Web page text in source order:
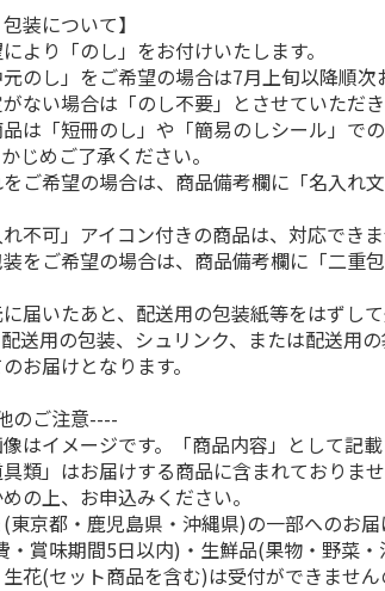
包装について】
より「のし」をお付けいたします。
のし」をご希望の場合は7月上旬以降順次
ない場合は「のし不要」とさせていただき
は「短冊のし」や「簡易のしシール」で
じめご了承ください。
ご希望の場合は、商品備考欄に「名入れ
不可」アイコン付きの商品は、対応できま
をご希望の場合は、商品備考欄に「二重
届いたあと、配送用の包装紙等をはずし
送用の包装、シュリンク、または配送用
お届けとなります。
のご注意----
はイメージです。「商品内容」として記
類」はお届けする商品に含まれておりま
の上、お申込みください。
京都・鹿児島県・沖縄県)の一部へのお
・賞味期間5日以内)・生鮮品(果物・野菜・
花(セット商品を含む)は受付ができませ